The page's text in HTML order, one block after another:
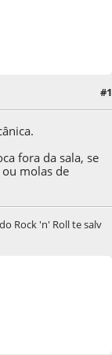
#1
fora da sala, se
molas de
Rock 'n' Roll te salv